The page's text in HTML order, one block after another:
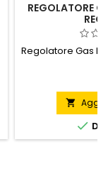
REGOLATORE
Regolatore Gas

